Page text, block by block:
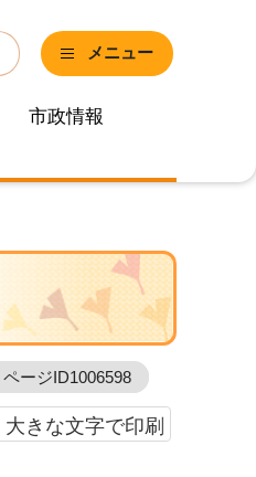
メニュー
市政情報
ページID1006598
大きな文字で印刷